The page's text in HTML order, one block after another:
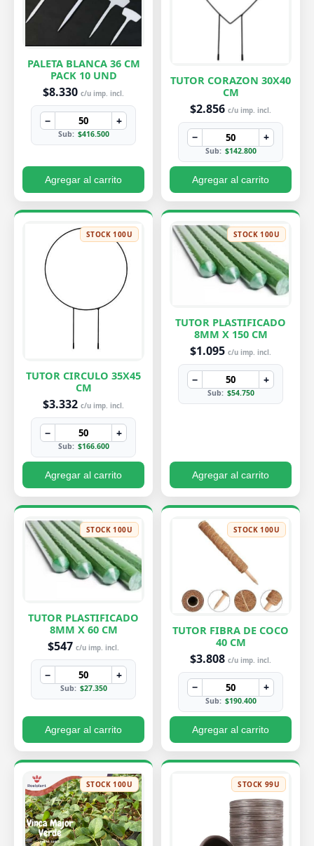
PALETA BLANCA 36 CM
PACK 10 UND
$8.330 c/u imp. incl.
− +
Sub: $416.500
Agregar al carrito
TUTOR CORAZON 30X40
CM
$2.856 c/u imp. incl.
− +
Sub: $142.800
Agregar al carrito
STOCK 100U
TUTOR CIRCULO 35X45
CM
$3.332 c/u imp. incl.
− +
Sub: $166.600
Agregar al carrito
STOCK 100U
TUTOR PLASTIFICADO
8MM X 150 CM
$1.095 c/u imp. incl.
− +
Sub: $54.750
Agregar al carrito
STOCK 100U
TUTOR PLASTIFICADO
8MM X 60 CM
$547 c/u imp. incl.
− +
Sub: $27.350
Agregar al carrito
STOCK 100U
TUTOR FIBRA DE COCO
40 CM
$3.808 c/u imp. incl.
− +
Sub: $190.400
Agregar al carrito
STOCK 100U STOCK 99U